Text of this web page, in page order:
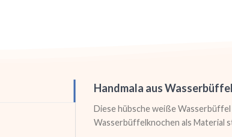
Handmala aus
Diese hübsche weiße
Wasserbüffelknochen als Material